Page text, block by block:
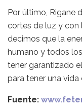
Por último, Rigane
cortes de luz y con
decimos que la
humano y todos
tener garantizado
para tener una vida
Fuente: